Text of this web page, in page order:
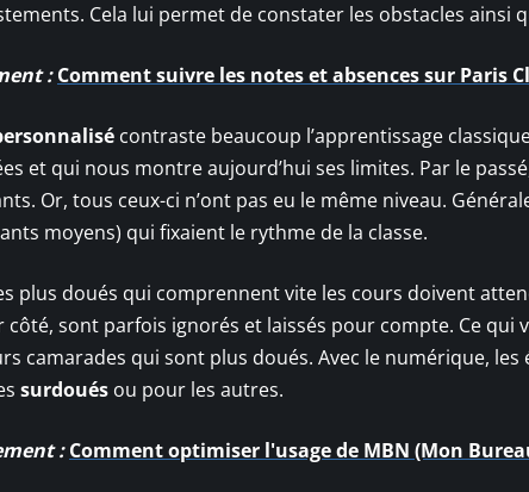
Cela lui permet de constater les obstacles ainsi
: Comment suivre les notes et absences sur Paris
contraste beaucoup l’apprentissage
et qui nous montre aujourd’hui ses limites. Par le
Or, tous ceux-ci n’ont pas eu le même niveau.
moyens) qui fixaient le rythme de la classe.
plus doués qui comprennent vite les cours doivent
côté, sont parfois ignorés et laissés pour compte. Ce qui
camarades qui sont plus doués. Avec le numérique, les
surdoués ou pour les autres.
: Comment optimiser l'usage de MBN (Mon